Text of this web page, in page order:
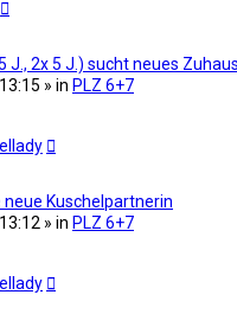
J., 2x 5 J.) sucht neues
» in PLZ 6+7
Kuschelpartnerin
» in PLZ 6+7